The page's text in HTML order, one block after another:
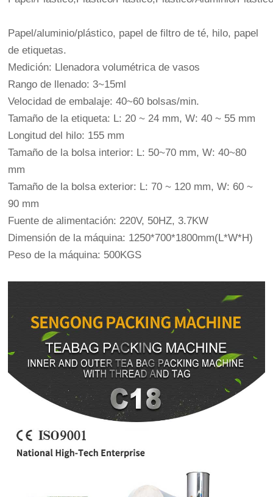
Papel/aluminio/plástico, papel de filtro de té, hilo, papel
de etiquetas.
Medición: Llenadora volumétrica de vasos
Rango de llenado: 3~15ml
Velocidad de embalaje: 40~60 bolsas/min.
Tamaño de la etiqueta: L: 20 ~ 24 mm, W: 40 ~ 55 mm
Longitud del hilo: 155 mm
Tamaño de la bolsa interior: L: 50~70 mm, W: 40~80
mm
Tamaño de la bolsa exterior: L: 70 ~ 120 mm, W: 60 ~
90 mm
Fuente de alimentación: 220V, 50HZ, 3.7KW
Dimensión de la máquina: 1250*700*1800mm(L*W*H)
Peso de la máquina: 500KGS